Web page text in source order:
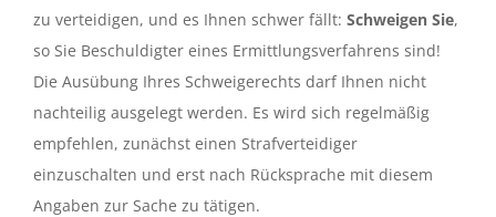
zu verteidigen, und es Ihnen schwer fällt: Schweigen Sie,
so Sie Beschuldigter eines Ermittlungsverfahrens sind!
Die Ausübung Ihres Schweigerechts darf Ihnen nicht
nachteilig ausgelegt werden. Es wird sich regelmäßig
empfehlen, zunächst einen Strafverteidiger
einzuschalten und erst nach Rücksprache mit diesem
Angaben zur Sache zu tätigen.